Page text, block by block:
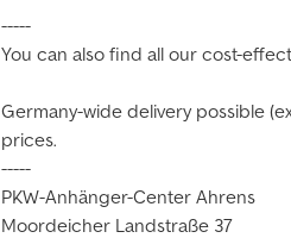
-----
You can also find all our cost-
Germany-wide delivery possible
prices.
-----
PKW-Anhänger-Center Ahrens
Moordeicher Landstraße 37